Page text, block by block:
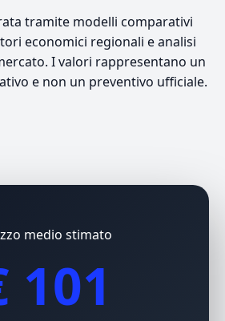
tramite modelli comparativi
economici regionali e analisi
I valori rappresentano un
e non un preventivo ufficiale.
medio stimato
101